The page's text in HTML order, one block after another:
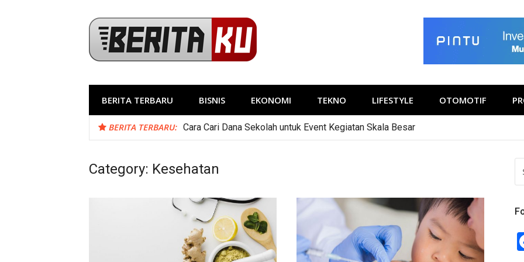
BERITA TERBARU BISNIS EKONOMI TEKNO LIFESTYLE OTOMOTIF
BERITA TERBARU: Cara Cari Dana Sekolah untuk Event Kegiatan Skala Besar
Category: Kesehatan